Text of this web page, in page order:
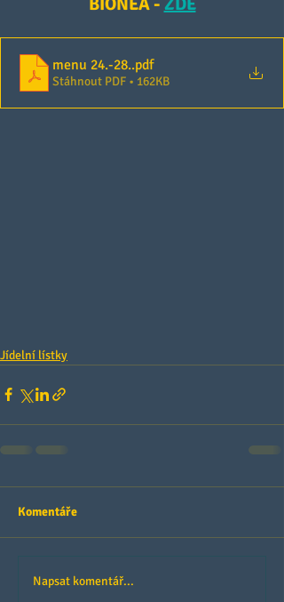
menu 24.-28..pdf
Stáhnout PDF • 162KB
Jídelní lístky
Komentáře
Napsat komentář...